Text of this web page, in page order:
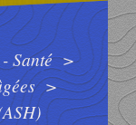
Santé>
>